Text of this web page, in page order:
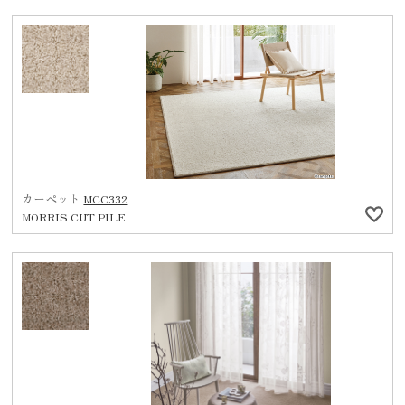
カーペット MCC332
MORRIS CUT PILE